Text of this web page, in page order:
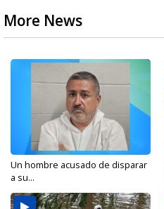
More News
Un hombre acusado de disparar
a su...